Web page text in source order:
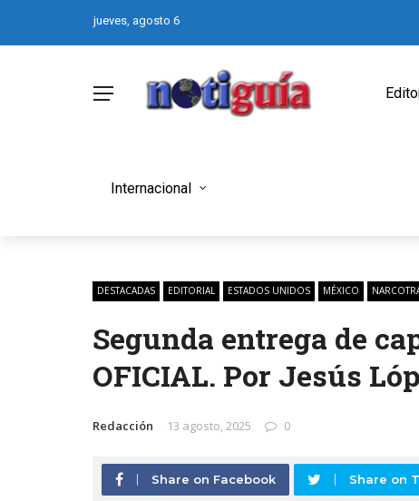
jueves, agosto 6
Internacional
DESTACADAS EDITORIAL ESTADOS UNIDOS MÉXICO
Segunda entrega de
OFICIAL. Por Jesús
Redacción 13 agosto, 2025 0
Share on Facebook Share on